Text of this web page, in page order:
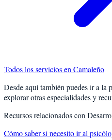
Todos los servicios en Camaleño
Desde aquí también puedes ir a la
explorar otras especialidades y
Recursos relacionados con
Cómo saber si necesito ir al